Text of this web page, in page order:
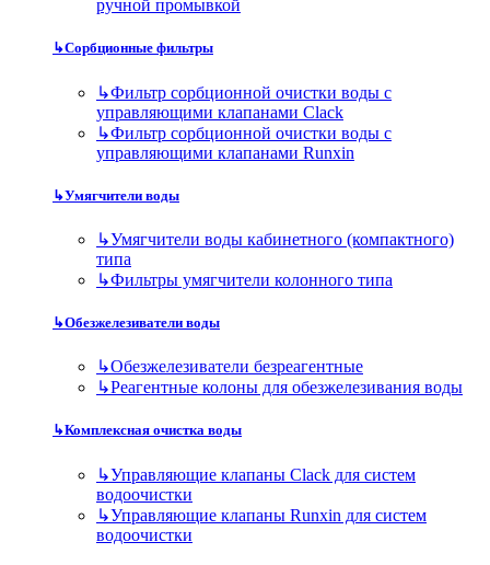
ручной промывкой
↳Сорбционные фильтры
↳Фильтр сорбционной очистки воды с
управляющими клапанами Clack
↳Фильтр сорбционной очистки воды с
управляющими клапанами Runxin
↳Умягчители воды
↳Умягчители воды кабинетного (компактного)
типа
↳Фильтры умягчители колонного типа
↳Обезжелезиватели воды
↳Обезжелезиватели безреагентные
↳Реагентные колоны для обезжелезивания воды
↳Комплексная очистка воды
↳Управляющие клапаны Clack для систем
водоочистки
↳Управляющие клапаны Runxin для систем
водоочистки